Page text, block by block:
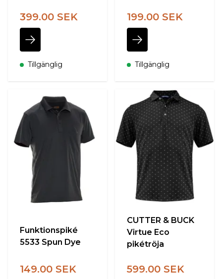
399.00 SEK
Tillgänglig
199.00 SEK
Tillgänglig
Funktionspiké
5533 Spun Dye
149.00 SEK
CUTTER & BUCK
Virtue Eco
pikétröja
599.00 SEK